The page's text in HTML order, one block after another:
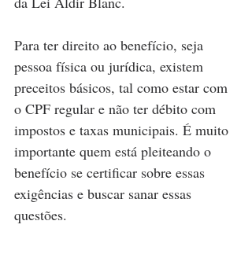
Para ter direito ao benefício, seja
pessoa física ou jurídica, existem
preceitos básicos, tal como estar com
o CPF regular e não ter débito com
impostos e taxas municipais. É muito
importante quem está pleiteando o
benefício se certificar sobre essas
exigências e buscar sanar essas
questões.